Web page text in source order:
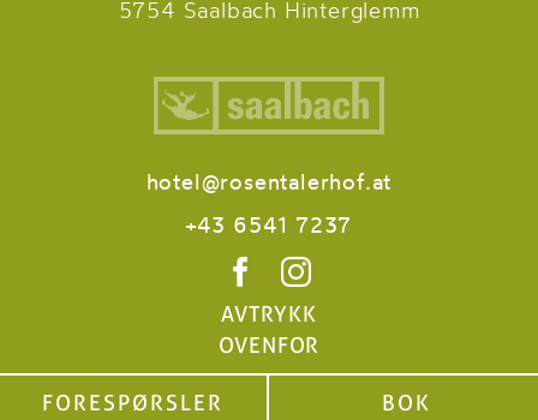
5754 Saalbach Hinterglemm
FORESPØRSLER BOK
hotel@rosentalerhof.at
+43 6541 7237
AVTRYKK
OVENFOR
FORESPØRSLER BOK